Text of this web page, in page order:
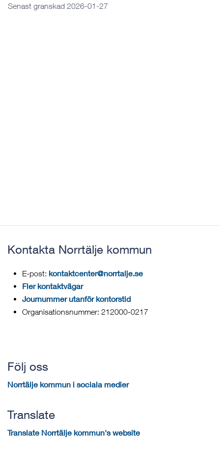
Senast granskad 2026-01-27
Kontakta Norrtälje kommun
E-post: kontaktcenter@norrtalje.se
Fler kontaktvägar
Journummer utanför kontorstid
Organisationsnummer: 212000-0217
Följ oss
Norrtälje kommun i sociala medier
Translate
Translate Norrtälje kommun's website